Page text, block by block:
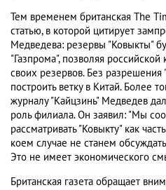
Тем временем британская The
статью, в которой цитирует
Медведева: резервы "Ковыкты"
"Газпрома", позволяя
своих резервов. Без разрешения
построить ветку в Китай. Более
журналу "Кайцзинь" Медведев
роль филиала. Он заявил: "Мы
рассматривать "Ковыкту" как
коем случае не станем
Это не имеет экономического
Британская газета обращает